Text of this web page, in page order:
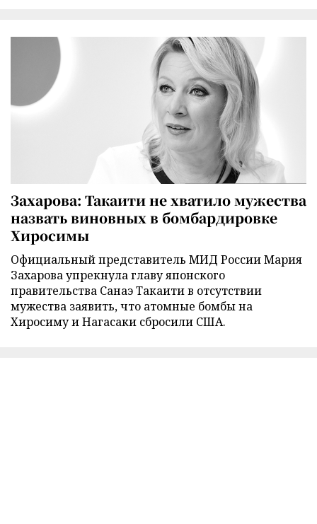
Захарова: Такаити не хватило мужества
назвать виновных в бомбардировке
Хиросимы
Официальный представитель МИД России Мария
Захарова упрекнула главу японского
правительства Санаэ Такаити в отсутствии
мужества заявить, что атомные бомбы на
Хиросиму и Нагасаки сбросили США.